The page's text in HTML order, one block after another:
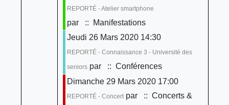
REPORTÉ - Atelier smartphone
par
:: Manifestations
Jeudi 26 Mars 2020 14:30
REPORTÉ - Connaissance 3 - Université des
seniorspar
:: Conférences
Dimanche 29 Mars 2020 17:00
REPORTÉ - Concertpar
:: Concerts &